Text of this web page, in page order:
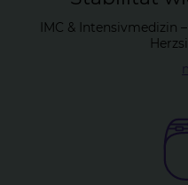
IMC & Intensivmedizin